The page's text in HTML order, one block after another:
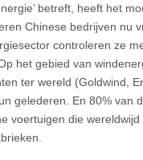
betreft, heeft het
Chinese bedrijven nu
controleren ze
het gebied van
ter wereld (Goldwind,
gelederen. En 80% van
voertuigen die wereldwijd